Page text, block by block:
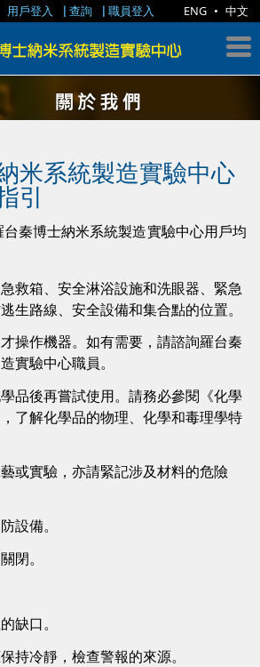
用戶登入 查詢 職員登入 ENG • 中文
米系統製造實驗中心
引
秦博士納米系統製造實驗中心用戶均
救箱、安全淋浴設施和洗眼器、緊急
生路線、安全設備和集合點的位置。
操作機器。如有需要，請諮詢羅台秦
實驗中心職員。
品後再嘗試使用。請務必參閱《化學
了解化學品的物理、化學和毒理學特
或實驗，亦請緊記涉及材料的危險
設備。
閉。
缺口。
持冷靜，檢查警報的來源。